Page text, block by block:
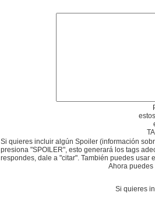
Si quieres incluir algún Spoiler (información
presiona "SPOILER", esto generará los tags
respondes, dale a "citar". También puedes usar
Ahora puedes
Si quieres